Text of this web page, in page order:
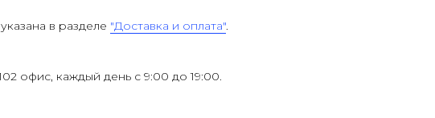
в разделе "Доставка и оплата".
офис, каждый день с 9:00 до 19:00.